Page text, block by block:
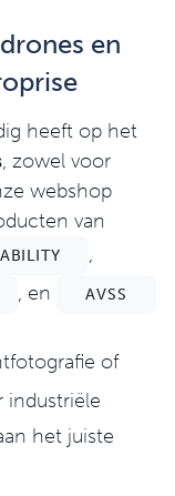
en
heeft op het
, zowel voor
webshop
van
,
, en AVSS
of
industriële
het juiste